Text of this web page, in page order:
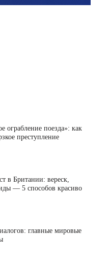
ограбление поезда»: как
преступление
в Британии: вереск,
— 5 способов красиво
главные мировые